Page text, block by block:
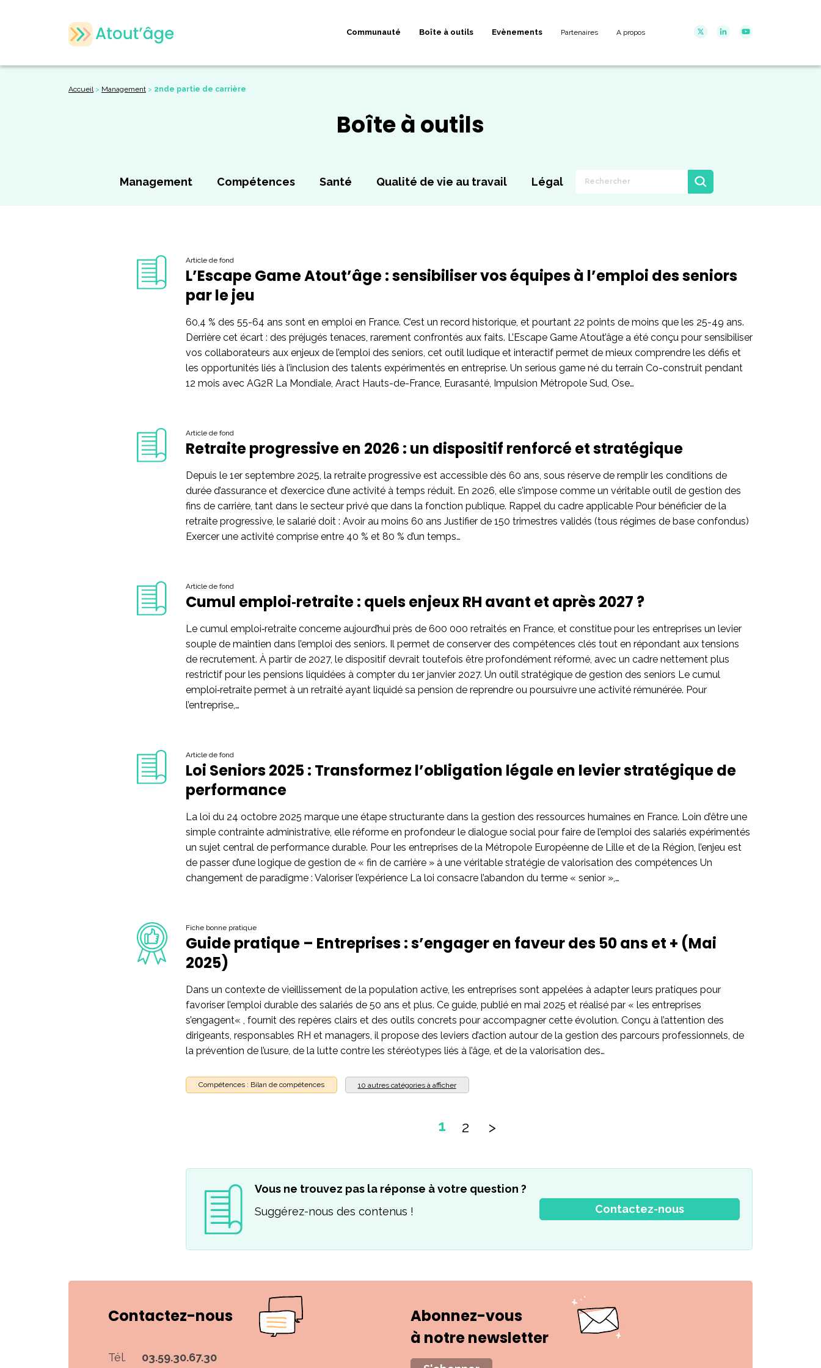
Communauté Boîte à outils Evènements Partenaires A propos
Accueil> Management > 2nde partie de carrière
Boîte à outils
Management Compétences Santé Qualité de vie au travail Légal
Article de fond
L’Escape Game Atout’âge : sensibiliser vos équipes à l’emploi des seniors
par le jeu
60,4 % des 55-64 ans sont en emploi en France. C’est un record historique, et pourtant 22 points de moins que les 25-49 ans.
Derrière cet écart : des préjugés tenaces, rarement confrontés aux faits. L’Escape Game Atout’âge a été conçu pour sensibiliser
vos collaborateurs aux enjeux de l’emploi des seniors, cet outil ludique et interactif permet de mieux comprendre les défis et
les opportunités liés à l’inclusion des talents expérimentés en entreprise. Un serious game né du terrain Co-construit pendant
12 mois avec AG2R La Mondiale, Aract Hauts-de-France, Eurasanté, Impulsion Métropole Sud, Ose…
Article de fond
Retraite progressive en 2026 : un dispositif renforcé et stratégique
Depuis le 1er septembre 2025, la retraite progressive est accessible dès 60 ans, sous réserve de remplir les conditions de
durée d’assurance et d’exercice d’une activité à temps réduit. En 2026, elle s’impose comme un véritable outil de gestion des
fins de carrière, tant dans le secteur privé que dans la fonction publique. Rappel du cadre applicable Pour bénéficier de la
retraite progressive, le salarié doit : Avoir au moins 60 ans Justifier de 150 trimestres validés (tous régimes de base confondus)
Exercer une activité comprise entre 40 % et 80 % d’un temps…
Article de fond
Cumul emploi‑retraite : quels enjeux RH avant et après 2027 ?
Le cumul emploi‑retraite concerne aujourd’hui près de 600 000 retraités en France, et constitue pour les entreprises un levier
souple de maintien dans l’emploi des seniors. Il permet de conserver des compétences clés tout en répondant aux tensions
de recrutement. À partir de 2027, le dispositif devrait toutefois être profondément réformé, avec un cadre nettement plus
restrictif pour les pensions liquidées à compter du 1er janvier 2027. Un outil stratégique de gestion des seniors Le cumul
emploi‑retraite permet à un retraité ayant liquidé sa pension de reprendre ou poursuivre une activité rémunérée. Pour
l’entreprise,…
Article de fond
Loi Seniors 2025 : Transformez l’obligation légale en levier stratégique de
performance
La loi du 24 octobre 2025 marque une étape structurante dans la gestion des ressources humaines en France. Loin d’être une
simple contrainte administrative, elle réforme en profondeur le dialogue social pour faire de l’emploi des salariés expérimentés
un sujet central de performance durable. Pour les entreprises de la Métropole Européenne de Lille et de la Région, l’enjeu est
de passer d’une logique de gestion de « fin de carrière » à une véritable stratégie de valorisation des compétences Un
changement de paradigme : Valoriser l’expérience La loi consacre l’abandon du terme « senior »,…
Fiche bonne pratique
Guide pratique – Entreprises : s’engager en faveur des 50 ans et + (Mai
2025)
Dans un contexte de vieillissement de la population active, les entreprises sont appelées à adapter leurs pratiques pour
favoriser l’emploi durable des salariés de 50 ans et plus. Ce guide, publié en mai 2025 et réalisé par « les entreprises
s’engagent« , fournit des repères clairs et des outils concrets pour accompagner cette évolution. Conçu à l’attention des
dirigeants, responsables RH et managers, il propose des leviers d’action autour de la gestion des parcours professionnels, de
la prévention de l’usure, de la lutte contre les stéréotypes liés à l’âge, et de la valorisation des…
Compétences : Bilan de compétences 10 autres catégories à afficher
1
Vous ne trouvez pas la réponse à votre question ?
Suggérez-nous des contenus !
Contactez-nous
Contactez-nous
Tél. 03.59.30.67.30
Abonnez-vous
à notre newsletter